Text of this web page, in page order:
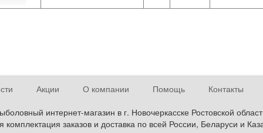
Акции О компании Помощь
Контакты
интернет-магазин в г. Новочеркасске Ростовской
комплектация заказов и доставка по всей России, Беларуси и